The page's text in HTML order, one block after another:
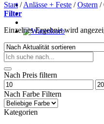
Start / Anlässe + Feste / Ostern /
Filter
Einzelnes Ergebnis wird
Suchen
nach:
Nach Preis filtern
Min.
Preis
Nach Farbe Filtern
Kategorien